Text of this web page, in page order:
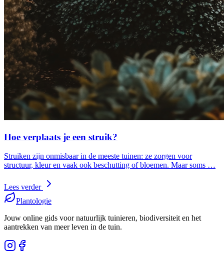
Hoe verplaats je een struik?
Struiken zijn onmisbaar in de meeste tuinen: ze zorgen voor
structuur, kleur en vaak ook beschutting of bloemen. Maar soms …
Lees verder
Plantologie
Jouw online gids voor natuurlijk tuinieren, biodiversiteit en het
aantrekken van meer leven in de tuin.